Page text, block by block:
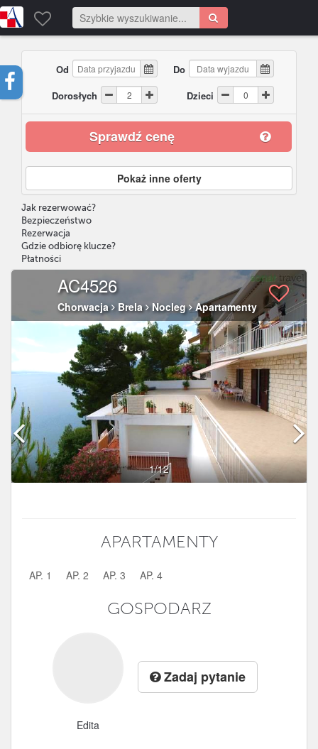
Od
Do
Dorosłych
Dzieci
Sprawdź cenę
Pokaż inne oferty
Jak rezerwować?
Bezpieczeństwo
Rezerwacja
Gdzie odbiorę klucze?
Płatności
AC4526
Chorwacja Brela Nocleg Apartamenty
1/12
APARTAMENTY
AP. 1 AP. 2 AP. 3 AP. 4
GOSPODARZ
Edita
Zadaj pytanie